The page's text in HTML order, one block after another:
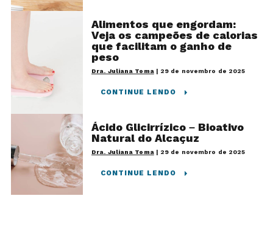
Alimentos que engordam:
Veja os campeões de calorias
que facilitam o ganho de
peso
Dra. Juliana Toma| 29 de novembro de 2025
CONTINUE LENDO
Ácido Glicirrízico – Bioativo
Natural do Alcaçuz
Dra. Juliana Toma| 29 de novembro de 2025
CONTINUE LENDO